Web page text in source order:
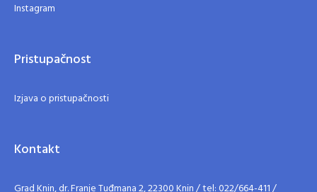
Instagram
Pristupačnost
Izjava o pristupačnosti
Kontakt